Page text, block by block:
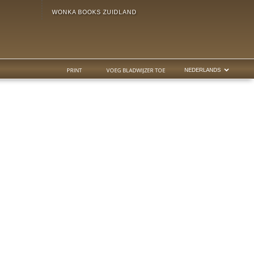
WONKA BOOKS ZUIDLAND
PRINT VOEG BLADWIJZER TOE